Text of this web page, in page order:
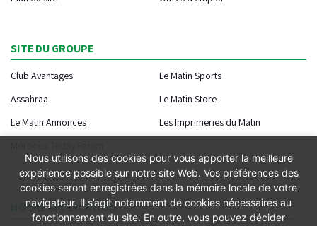
SITE DU GROUPE
Club Avantages
Le Matin Sports
Assahraa
Le Matin Store
Le Matin Annonces
Les Imprimeries du Matin
NOTRE APPLICATION
Nous utilisons des cookies pour vous apporter la meilleure
expérience possible sur notre site Web. Vos préférences des
cookies seront enregistrées dans la mémoire locale de votre
navigateur. Il s’agit notamment de cookies nécessaires au
fonctionnement du site. En outre, vous pouvez décider